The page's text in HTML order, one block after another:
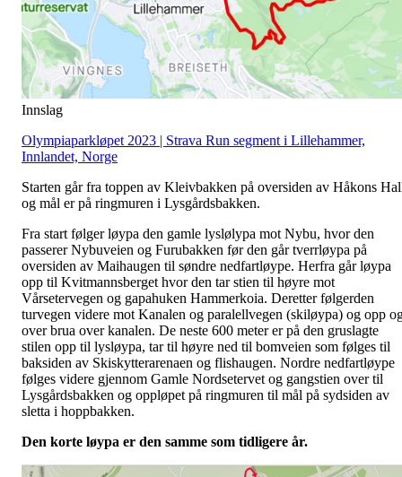
Innslag
Olympiaparkløpet 2023 | Strava Run segment i Lillehammer,
Innlandet, Norge
Starten går fra toppen av Kleivbakken på oversiden av Håkons
og mål er på ringmuren i Lysgårdsbakken.
Fra start følger løypa den gamle lyslølypa mot Nybu, hvor den
passerer Nybuveien og Furubakken før den går tverrløypa på
oversiden av Maihaugen til søndre nedfartløype. Herfra går løypa
opp til Kvitmannsberget hvor den tar stien til høyre mot
Vårsetervegen og gapahuken Hammerkoia. Deretter følgerden
turvegen videre mot Kanalen og paralellvegen (skiløypa) og opp
over brua over kanalen. De neste 600 meter er på den gruslagte
stilen opp til lysløypa, tar til høyre ned til bomveien som følges til
baksiden av Skiskytterarenaen og flishaugen. Nordre nedfartløype
følges videre gjennom Gamle Nordsetervet og gangstien over til
Lysgårdsbakken og oppløpet på ringmuren til mål på sydsiden av
sletta i hoppbakken.
Den korte løypa er den samme som tidligere år.